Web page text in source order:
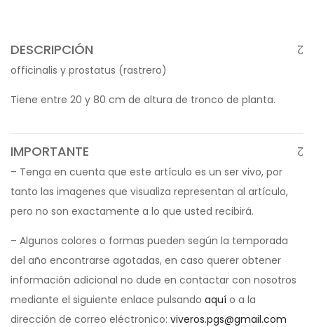
DESCRIPCIÓN
officinalis y prostatus (rastrero)
Tiene entre 20 y 80 cm de altura de tronco de planta.
IMPORTANTE
– Tenga en cuenta que este artículo es un ser vivo, por
tanto las imagenes que visualiza representan al artículo,
pero no son exactamente a lo que usted recibirá.
– Algunos colores o formas pueden según la temporada
del año encontrarse agotadas, en caso querer obtener
información adicional no dude en contactar con nosotros
mediante el siguiente enlace pulsando aquí o a la
dirección de correo eléctronico: viveros.pgs@gmail.com